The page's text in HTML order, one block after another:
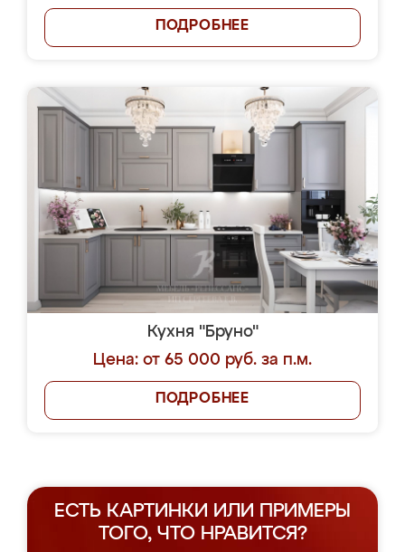
ПОДРОБНЕЕ
Кухня "Бруно"
Цена: от 65 000 руб. за п.м.
ПОДРОБНЕЕ
ЕСТЬ КАРТИНКИ ИЛИ ПРИМЕРЫ
ТОГО, ЧТО НРАВИТСЯ?